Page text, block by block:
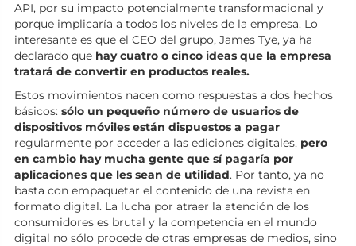
API, por su impacto potencialmente transformacional y
porque implicaría a todos los niveles de la empresa. Lo
interesante es que el CEO del grupo, James Tye, ya ha
declarado que hay cuatro o cinco ideas que la empresa
tratará de convertir en productos reales.
Estos movimientos nacen como respuestas a dos hechos
básicos: sólo un pequeño número de usuarios de
dispositivos móviles están dispuestos a pagar
regularmente por acceder a las ediciones digitales, pero
en cambio hay mucha gente que sí pagaría por
aplicaciones que les sean de utilidad. Por tanto, ya no
basta con empaquetar el contenido de una revista en
formato digital. La lucha por atraer la atención de los
consumidores es brutal y la competencia en el mundo
digital no sólo procede de otras empresas de medios, sino